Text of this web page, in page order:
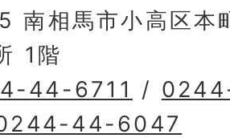
南相馬市小高区本
1階
44-6711 /
44-6047